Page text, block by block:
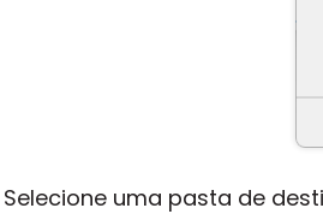
Selecione uma pasta de